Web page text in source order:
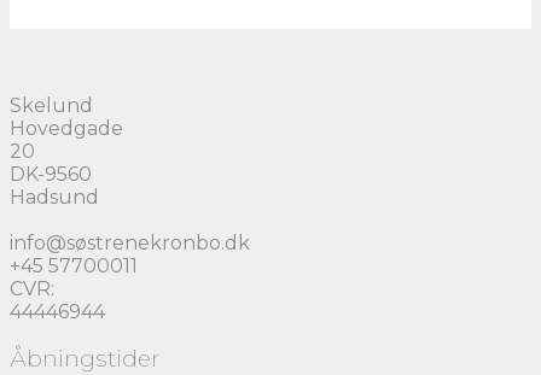
Skelund
Hovedgade
20
DK-9560
Hadsund
info@søstrenekronbo.dk
+45 57700011
CVR:
44446944
Åbningstider